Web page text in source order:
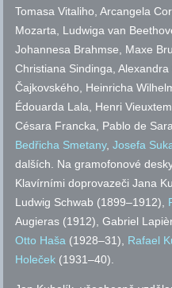
Tomasa Vitaliho, Arcangela
Mozarta, Ludwiga van
Johannesa Brahmse, Maxe
Christiana Sindinga,
Čajkovského, Heinricha
Édouarda Lala, Henri
Césara Francka, Pablo de
Bedřicha Smetany,Josefa
dalších. Na gramofonové
Klavírními doprovazeči Jana
Ludwig Schwab (1899–1912),
Augieras (1912), Gabriel
Otto Haša (1928–31), Rafael
Holeček (1931–40).